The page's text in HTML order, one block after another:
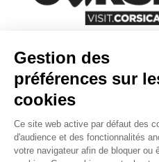
Newsletter
Inscrivez-vous àla lettre
l’Agence du tourisme de la